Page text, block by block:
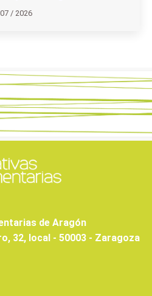
/ 2026
de Aragón
32, local - 50003 - Zaragoza